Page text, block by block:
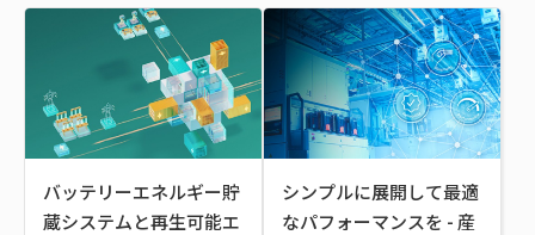
バッテリーエネルギー貯
蔵システムと再生可能エ
シンプルに展開して最適
なパフォーマンスを - 産